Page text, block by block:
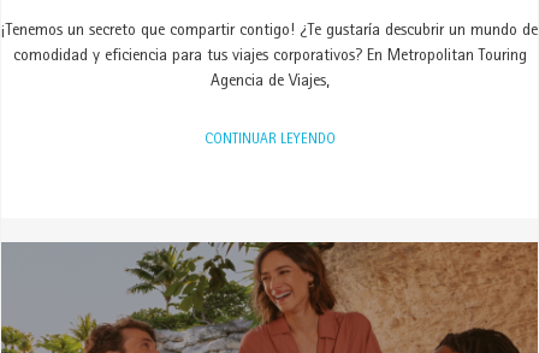
¡Tenemos un secreto que compartir contigo! ¿Te gustaría descubrir un mundo de
comodidad y eficiencia para tus viajes corporativos? En Metropolitan Touring
Agencia de Viajes,
CONTINUAR LEYENDO